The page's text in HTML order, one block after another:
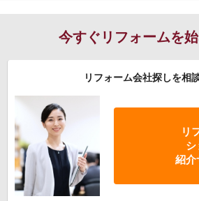
今すぐリフォームを
リフォーム会社探しを相
リ
シ
紹介